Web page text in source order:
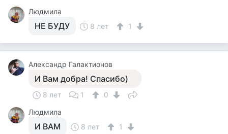
Людмила
НЕ БУДУ 8 лет 1
Александр Галактионов
И Вам добра! Спасибо)
8 лет 1
0
Людмила
И ВАМ 8 лет 1